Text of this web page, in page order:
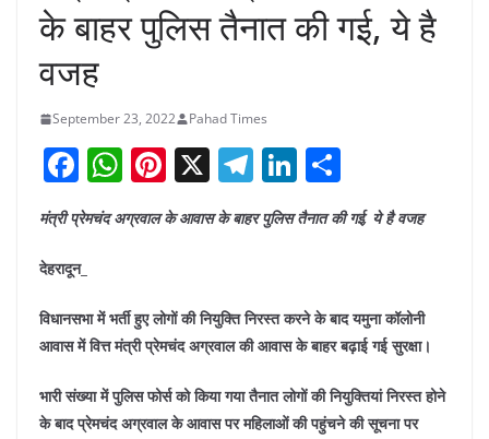
के बाहर पुलिस तैनात की गई, ये है
वजह
September 23, 2022 Pahad Times
F
a
c
e
b
o
k
W
at
A
p
Pi
nt
er
st
X T
el
e
a
m
Li
n
k
dI
n
h
ar
मंत्री प्रेमचंद अग्रवाल के आवास के बाहर पुलिस तैनात की गई, ये है वजह
देहरादून_
विधानसभा में भर्ती हुए लोगों की नियुक्ति निरस्त करने के बाद यमुना कॉलोनी
आवास में वित्त मंत्री प्रेमचंद अग्रवाल की आवास के बाहर बढ़ाई गई सुरक्षा।
भारी संख्या में पुलिस फोर्स को किया गया तैनात लोगों की नियुक्तियां निरस्त होने
के बाद प्रेमचंद अग्रवाल के आवास पर महिलाओं की पहुंचने की सूचना पर